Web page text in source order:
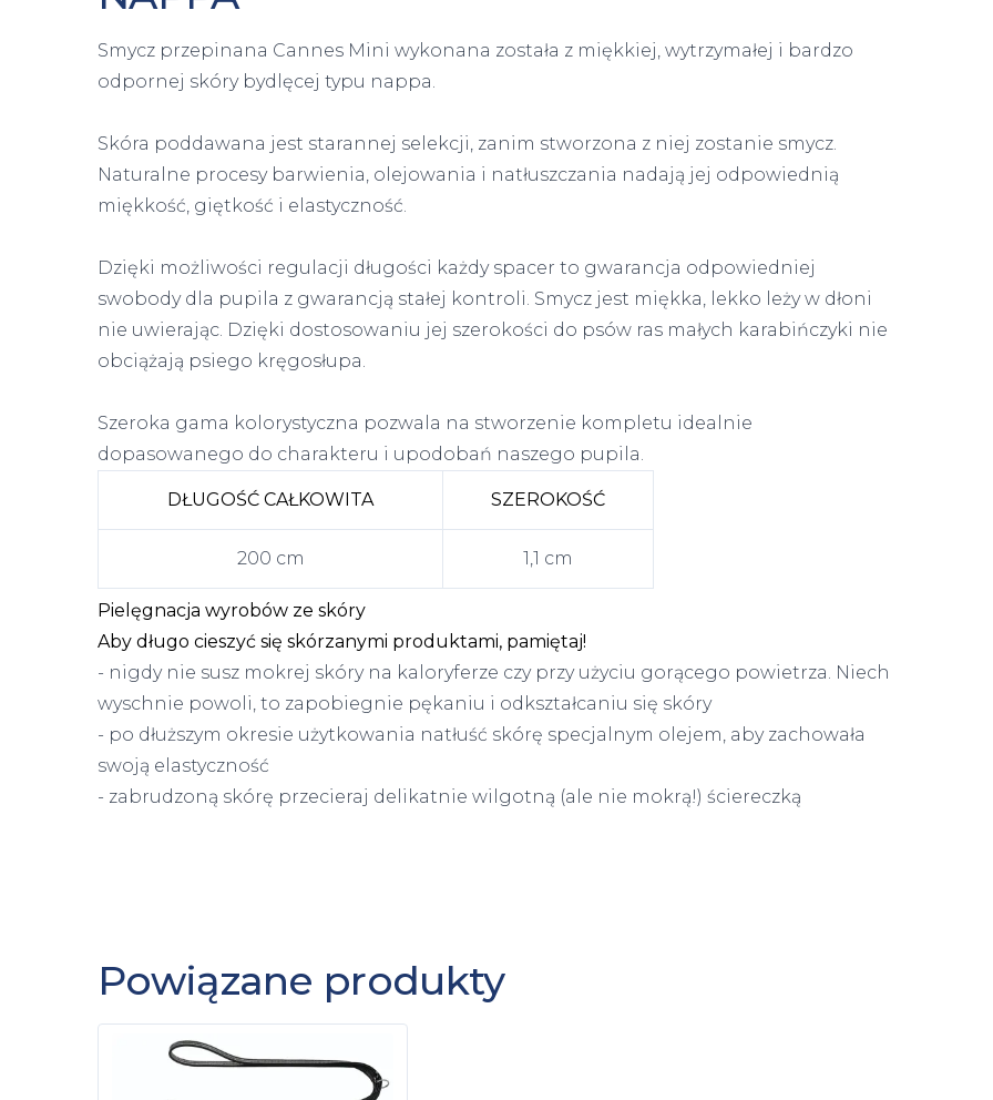
Smycz przepinana Cannes Mini wykonana została z miękkiej, wytrzymałej i bardzo
odpornej skóry bydlęcej typu nappa.
Skóra poddawana jest starannej selekcji, zanim stworzona z niej zostanie smycz.
Naturalne procesy barwienia, olejowania i natłuszczania nadają jej odpowiednią
miękkość, giętkość i elastyczność.
Dzięki możliwości regulacji długości każdy spacer to gwarancja odpowiedniej
swobody dla pupila z gwarancją stałej kontroli. Smycz jest miękka, lekko leży w dłoni
nie uwierając. Dzięki dostosowaniu jej szerokości do psów ras małych karabińczyki nie
obciążają psiego kręgosłupa.
Szeroka gama kolorystyczna pozwala na stworzenie kompletu idealnie
dopasowanego do charakteru i upodobań naszego pupila.
DŁUGOŚĆ CAŁKOWITA SZEROKOŚĆ
200 cm 1,1 cm
Pielęgnacja wyrobów ze skóry
Aby długo cieszyć się skórzanymi produktami, pamiętaj!
- nigdy nie susz mokrej skóry na kaloryferze czy przy użyciu gorącego powietrza. Niech
wyschnie powoli, to zapobiegnie pękaniu i odkształcaniu się skóry
- po dłuższym okresie użytkowania natłuść skórę specjalnym olejem, aby zachowała
swoją elastyczność
- zabrudzoną skórę przecieraj delikatnie wilgotną (ale nie mokrą!) ściereczką
Powiązane produkty